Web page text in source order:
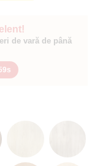
de vară de până